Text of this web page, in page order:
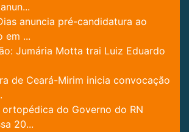
anuncia pré-candidatura ao
em ...
Jumária Motta trai Luiz Eduardo
de Ceará-Mirim inicia convocação
ortopédica do Governo do RN
20...